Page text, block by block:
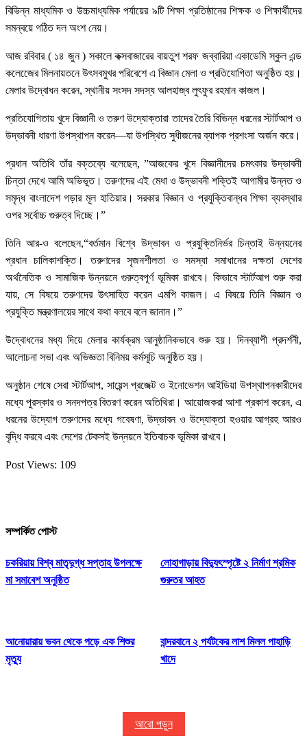
বিভিন্ন মাধ্যমিক ও উচ্চমাধ্যমিক পর্যায়ের ৯টি শিক্ষা প্রতিষ্ঠানের শিক্ষক ও শিক্ষার্থীদের
সমন্বয়ে গঠিত দল অংশ নেয়।
আজ রবিবার ( ১৪ জুন ) সকালে কক্সবাজারের বায়তুশ শরফ জব্বারিয়া একাডেমি স্কুল এন্ড
কলেজেের মিলনায়তনে উৎসবমুখর পরিবেশে এ বিজ্ঞান মেলা ও প্রতিযোগিতা অনুষ্ঠিত হয়।
মেলার উদ্বোধন করেন, স্থানীয় সংসদ সদস্য আলহাজ্ব লুৎফুর রহমান কাজল।
প্রতিযোগিতায় খুদে বিজ্ঞানী ও তরুণ উদ্যোক্তারা তাদের তৈরি বিভিন্ন ধরনের স্টার্টআপ ও
উদ্ভাবনী ধারণা উপস্থাপন করেন—যা উপস্থিত সুধীজনের ব্যাপক প্রশংসা অর্জন করে।
প্রধান অতিথি তাঁর বক্তব্যে বলেছেন, ”আজকের খুদে বিজ্ঞানীদের চমৎকার উদ্ভাবনী
চিন্তা দেখে আমি অভিভূত। তরুণদের এই মেধা ও উদ্ভাবনী শক্তিই আগামীর উন্নত ও
সমৃদ্ধ বাংলাদেশ গড়ার মূল হাতিয়ার। সরকার বিজ্ঞান ও প্রযুক্তিবান্ধব শিক্ষা ব্যবস্থার
ওপর সর্বোচ্চ গুরুত্ব দিচ্ছে।”
তিনি আর-ও বলেছেন,“বর্তমান বিশ্বে উদ্ভাবন ও প্রযুক্তিনির্ভর চিন্তাই উন্নয়নের
প্রধান চালিকাশক্তি। তরুণদের সৃজনশীলতা ও সমস্যা সমাধানের দক্ষতা দেশের
অর্থনৈতিক ও সামাজিক উন্নয়নে গুরুত্বপূর্ণ ভূমিকা রাখবে। কিভাবে স্টার্টআপ শুরু করা
যায়, সে বিষয়ে তরুণদের উৎসাহিত করেন এমপি কাজল। এ বিষয়ে তিনি বিজ্ঞান ও
প্রযুক্তি মন্ত্রণালয়ের সাথে কথা বলবে বলে জানান।”
উদ্বোধনের মধ্য দিয়ে মেলার কার্যক্রম আনুষ্ঠানিকভাবে শুরু হয়। দিনব্যাপী প্রদর্শনী,
আলোচনা সভা এবং অভিজ্ঞতা বিনিময় কর্মসূচি অনুষ্ঠিত হয়।
অনুষ্ঠান শেষে সেরা স্টার্টআপ, সায়েন্স প্রজেক্ট ও ইনোভেশন আইডিয়া উপস্থাপনকারীদের
মধ্যে পুরস্কার ও সনদপত্র বিতরণ করেন অতিথিরা। আয়োজকরা আশা প্রকাশ করেন, এ
ধরনের উদ্যোগ তরুণদের মধ্যে গবেষণা, উদ্ভাবন ও উদ্যোক্তা হওয়ার আগ্রহ আরও
বৃদ্ধি করবে এবং দেশের টেকসই উন্নয়নে ইতিবাচক ভূমিকা রাখবে।
Post Views: 109
সম্পর্কিত পোস্ট
চকরিয়ায় বিশ্ব মাতৃদুগ্ধ সপ্তাহ উপলক্ষে
মা সমাবেশ অনুষ্ঠিত
লোহাগাড়ায় বিদ্যুৎস্পৃষ্টে ২ নির্মাণ শ্রমিক
গুরুতর আহত
আনোয়ারায় ভবন থেকে পড়ে এক শিশুর
মৃত্যু
বান্দরবানে ২ পর্যটকের লাশ মিলল পাহাড়ি
খাদে
আরো পড়ুন